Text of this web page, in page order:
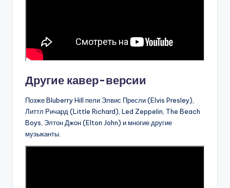
Другие кавер-версии
Позже Bluberry Hill пели Элвис Пресли (Elvis Presley),
Литтл Ричард (Little Richard), Led Zeppelin, The Beach
Boys, Элтон Джон (Elton John) и многие другие
музыканты.